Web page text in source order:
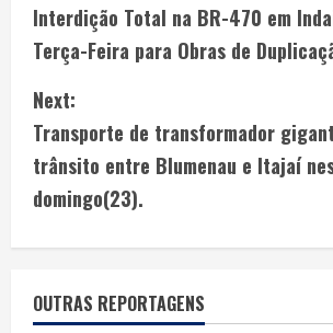
Interdição Total na BR-470 em
Terça-Feira para Obras de
Next:
Transporte de transformador
trânsito entre Blumenau e Itajaí
domingo(23).
OUTRAS REPORTAGENS